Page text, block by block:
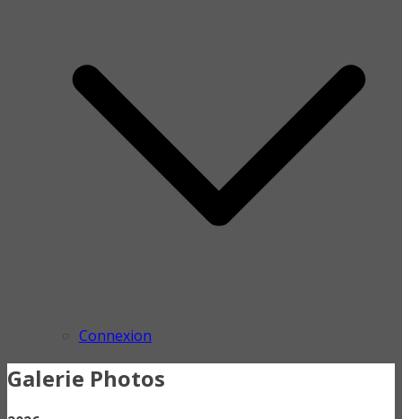
Connexion
Galerie Photos